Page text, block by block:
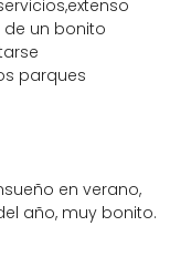
un bonito
parques
en verano,
año, muy bonito.